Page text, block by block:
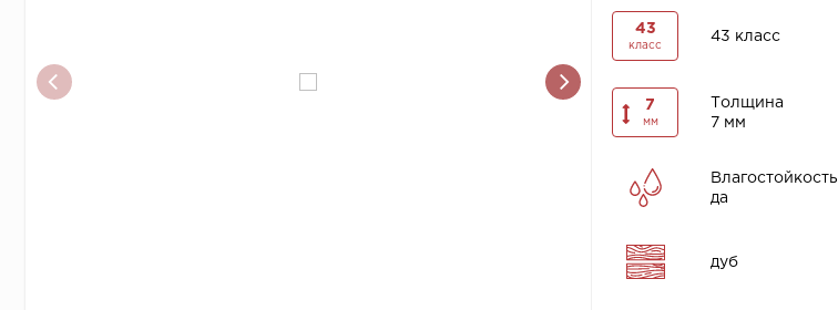
43
класс
43 класс
7
мм
Толщина
7 мм
Влагостойкость
да
дуб